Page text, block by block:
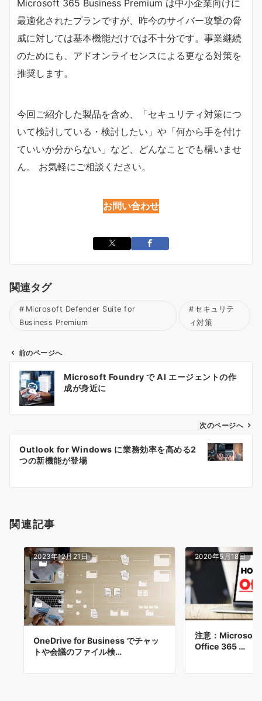
Microsoft 365 Business Premium は中小企業向けに
最適化されたプランですが、昨今のサイバー攻撃の脅
威に対しては基本機能だけでは不十分です。事業継続
のためにも、アドオンライセンスによる更なる対策を
推奨します。
今回ご紹介した製品を含め、「セキュリティ対策につ
いて検討している・検討したい」や「何から手を付け
ていいか分からない」など、どんなことでも構いませ
ん。 お気軽にご相談ください。
お問い合わせ
関連タグ
Microsoft Defender Suite for
Business Premium
セキュリテ
ィ対策
ビ
ン
前のページへ
Microsoft Foundry で AI エージェントの作
成が身近に
次のページへ
Outlook for Windows に業務効率を高める2
つの新機能が登場
関連記事
2023年12月21日
OneDrive for Business でチャッ
トや会議のファイル検…
2020年5月18日
注意：Microsoft
Office 365 …